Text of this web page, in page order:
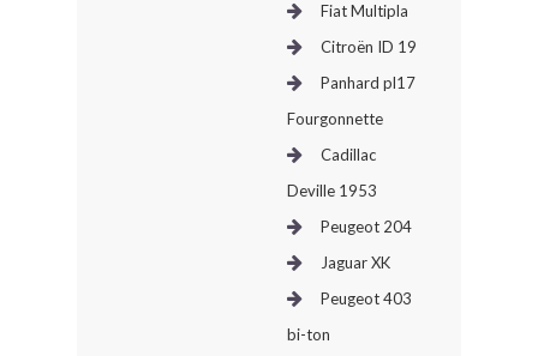
Fiat Multipla
Citroën ID 19
Panhard pl17
Fourgonnette
Cadillac
Deville 1953
Peugeot 204
Jaguar XK
Peugeot 403
bi-ton